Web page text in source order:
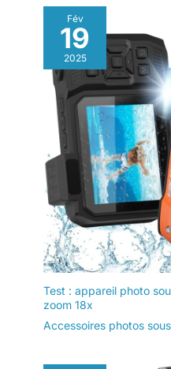
Fév
19
2025
Test : appareil photo
zoom 18x
Accessoires photos